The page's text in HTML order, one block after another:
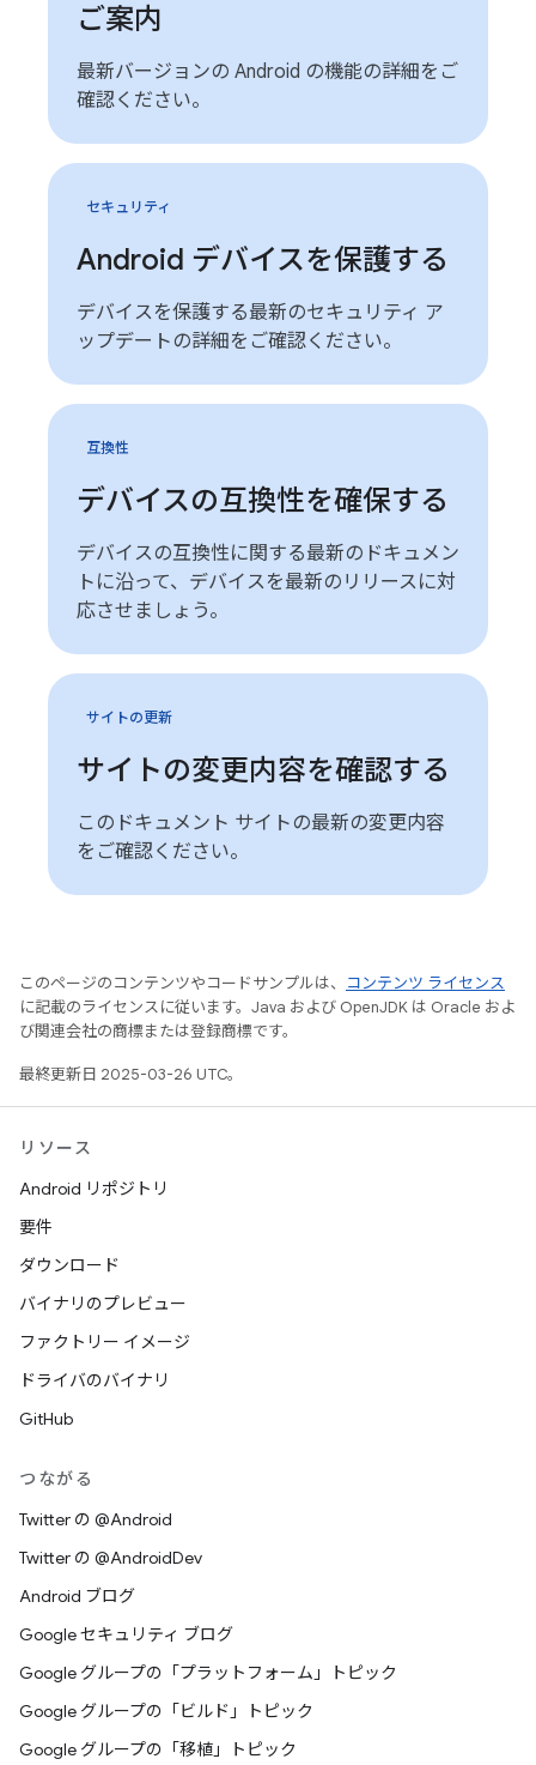
ご案内
最新バージョンの Android の機能の詳細をご
確認ください。
セキュリティ
Android デバイスを保護する
デバイスを保護する最新のセキュリティ ア
ップデートの詳細をご確認ください。
互換性
デバイスの互換性を確保する
デバイスの互換性に関する最新のドキュメン
トに沿って、デバイスを最新のリリースに対
応させましょう。
サイトの更新
サイトの変更内容を確認する
このドキュメント サイトの最新の変更内容
をご確認ください。
このページのコンテンツやコードサンプルは、
コンテンツ ライセンス
に記載のライセンスに従います。Java および OpenJDK は Oracle およ
び関連会社の商標または登録商標です。
最終更新日 2025-03-26 UTC。
リソース
Android リポジトリ
要件
ダウンロード
バイナリのプレビュー
ファクトリー イメージ
ドライバのバイナリ
GitHub
つながる
Twitter の @Android
Twitter の @AndroidDev
Android ブログ
Google セキュリティ ブログ
Google グループの「プラットフォーム」トピック
Google グループの「ビルド」トピック
Google グループの「移植」トピック